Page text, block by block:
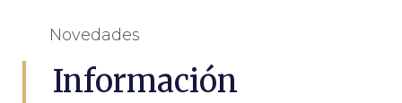
Novedades
Información